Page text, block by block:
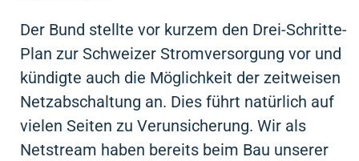
Der Bund stellte vor kurzem den Drei-Schritte-
Plan zur Schweizer Stromversorgung vor und
kündigte auch die Möglichkeit der zeitweisen
Netzabschaltung an. Dies führt natürlich auf
vielen Seiten zu Verunsicherung. Wir als
Netstream haben bereits beim Bau unserer